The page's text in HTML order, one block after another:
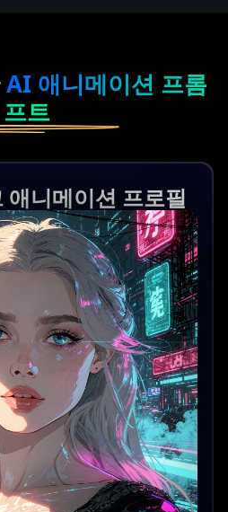
AI 애니메이션 프롬
프트
니메이션 프로필